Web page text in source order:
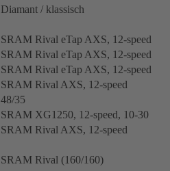
Diamant / klassisch
SRAM Rival eTap AXS, 12-speed
SRAM Rival eTap AXS, 12-speed
SRAM Rival eTap AXS, 12-speed
SRAM Rival AXS, 12-speed
48/35
SRAM XG1250, 12-speed, 10-30
SRAM Rival AXS, 12-speed
SRAM Rival (160/160)